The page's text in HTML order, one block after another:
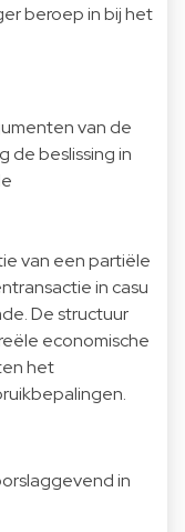
beroep in bij het
van de
de beslissing in
van een partiële
in casu
De structuur
economische
het
in